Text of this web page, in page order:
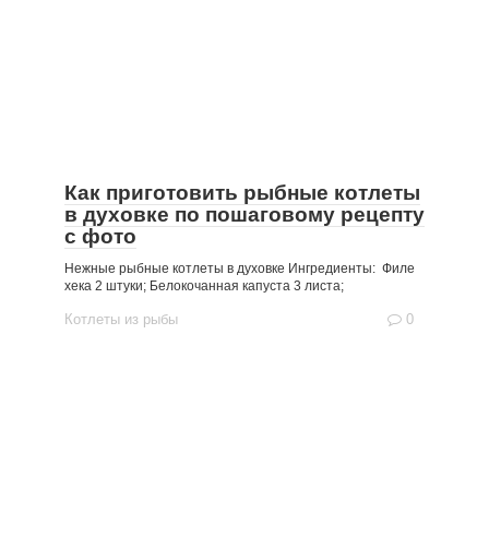
Как приготовить рыбные котлеты
в духовке по пошаговому рецепту
с фото
Нежные рыбные котлеты в духовке Ингредиенты: Филе
хека 2 штуки; Белокочанная капуста 3 листа;
Котлеты из рыбы 0